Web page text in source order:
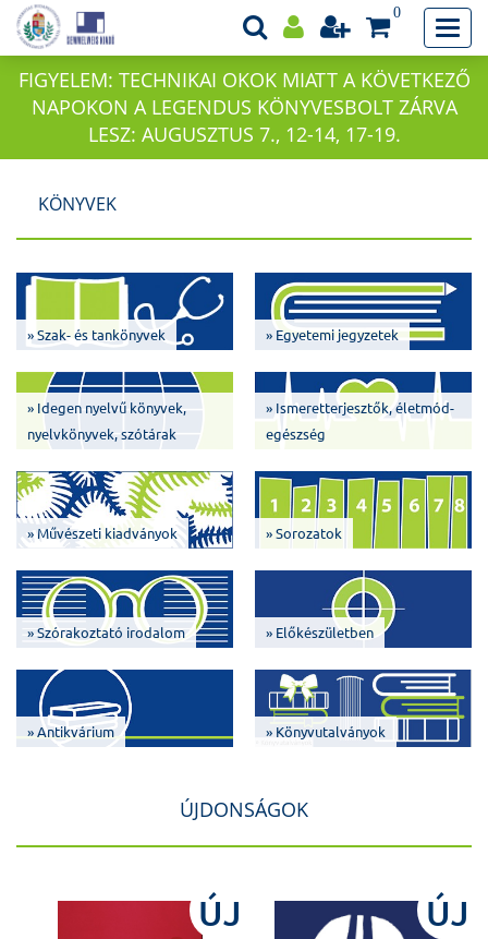
0
FIGYELEM: TECHNIKAI OKOK MIATT A KÖVETKEZŐ
NAPOKON A LEGENDUS KÖNYVESBOLT ZÁRVA
LESZ: AUGUSZTUS 7., 12-14, 17-19.
KÖNYVEK
» Szak- és tankönyvek » Egyetemi jegyzetek
» Idegen nyelvű könyvek,
nyelvkönyvek, szótárak
» Ismeretterjesztők, életmód-
egészség
» Művészeti kiadványok » Sorozatok
» Szórakoztató irodalom » Előkészületben
» Antikvárium » Könyvutalványok
ÚJDONSÁGOK
ÚJ ÚJ